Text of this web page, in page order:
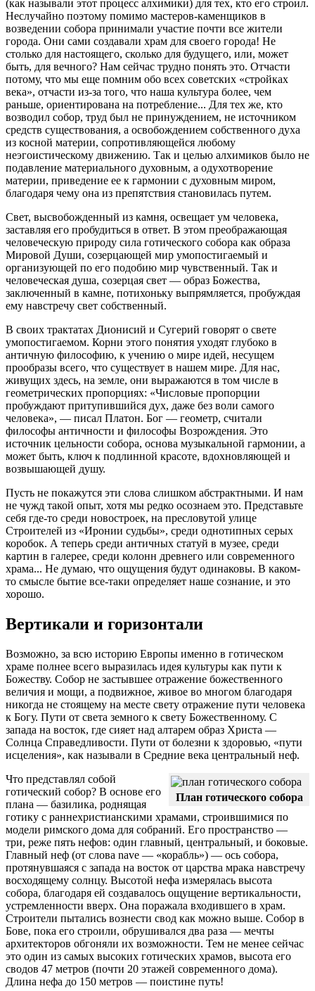
(как называли этот процесс алхимики) для тех, кто его строил.
Неслучайно поэтому помимо мастеров-каменщиков в
возведении собора принимали участие почти все жители
города. Они сами создавали храм для своего города! Не
столько для настоящего, сколько для будущего, или, может
быть, для вечного? Нам сейчас трудно понять это. Отчасти
потому, что мы еще помним обо всех советских «стройках
века», отчасти из-за того, что наша культура более, чем
раньше, ориентирована на потребление... Для тех же, кто
возводил собор, труд был не принуждением, не источником
средств существования, а освобождением собственного духа
из косной материи, сопротивляющейся любому
неэгоистическому движению. Так и целью алхимиков было не
подавление материального духовным, а одухотворение
материи, приведение ее к гармонии с духовным миром,
благодаря чему она из препятствия становилась путем.
Свет, высвобожденный из камня, освещает ум человека,
заставляя его пробудиться в ответ. В этом преображающая
человеческую природу сила готического собора как образа
Мировой Души, созерцающей мир умопостигаемый и
организующей по его подобию мир чувственный. Так и
человеческая душа, созерцая свет — образ Божества,
заключенный в камне, потихоньку выпрямляется, пробуждая
ему навстречу свет собственный.
В своих трактатах Дионисий и Сугерий говорят о свете
умопостигаемом. Корни этого понятия уходят глубоко в
античную философию, к учению о мире идей, несущем
прообразы всего, что существует в нашем мире. Для нас,
живущих здесь, на земле, они выражаются в том числе в
геометрических пропорциях: «Числовые пропорции
пробуждают притупившийся дух, даже без воли самого
человека», — писал Платон. Бог — геометр, считали
философы античности и философы Возрождения. Это
источник цельности собора, основа музыкальной гармонии, а
может быть, ключ к подлинной красоте, вдохновляющей и
возвышающей душу.
Пусть не покажутся эти слова слишком абстрактными. И нам
не чужд такой опыт, хотя мы редко осознаем это. Представьте
себя где-то среди новостроек, на пресловутой улице
Строителей из «Иронии судьбы», среди однотипных серых
коробок. А теперь среди античных статуй в музее, среди
картин в галерее, среди колонн древнего или современного
храма... Не думаю, что ощущения будут одинаковы. В каком-
то смысле бытие все-таки определяет наше сознание, и это
хорошо.
Вертикали и горизонтали
Возможно, за всю историю Европы именно в готическом
храме полнее всего выразилась идея культуры как пути к
Божеству. Собор не застывшее отражение божественного
величия и мощи, а подвижное, живое во многом благодаря
никогда не стоящему на месте свету отражение пути человека
к Богу. Пути от света земного к свету Божественному. С
запада на восток, где сияет над алтарем образ Христа —
Солнца Справедливости. Пути от болезни к здоровью, «пути
исцеления», как называли в Средние века центральный неф.
План готического собора
Что представлял собой
готический собор? В основе его
плана — базилика, роднящая
готику с раннехристианскими храмами, строившимися по
модели римского дома для собраний. Его пространство —
три, реже пять нефов: один главный, центральный, и боковые.
Главный неф (от слова nave — «корабль») — ось собора,
протянувшаяся с запада на восток от царства мрака навстречу
восходящему солнцу. Высотой нефа измерялась высота
собора, благодаря ей создавалось ощущение вертикальности,
устремленности вверх. Она поражала входившего в храм.
Строители пытались вознести свод как можно выше. Собор в
Бове, пока его строили, обрушивался два раза — мечты
архитекторов обгоняли их возможности. Тем не менее сейчас
это один из самых высоких готических храмов, высота его
сводов 47 метров (почти 20 этажей современного дома).
Длина нефа до 150 метров — поистине путь!